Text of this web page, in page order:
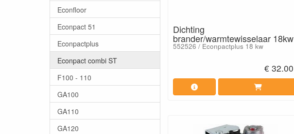
Econfloor
Econpact 51
Econpactplus
Econpact combi ST
F100 - 110
GA100
GA110
GA120
Dichting
brander/warmtewisselaar 18kw
552526 / Econpactplus 18 kw
€ 32.00